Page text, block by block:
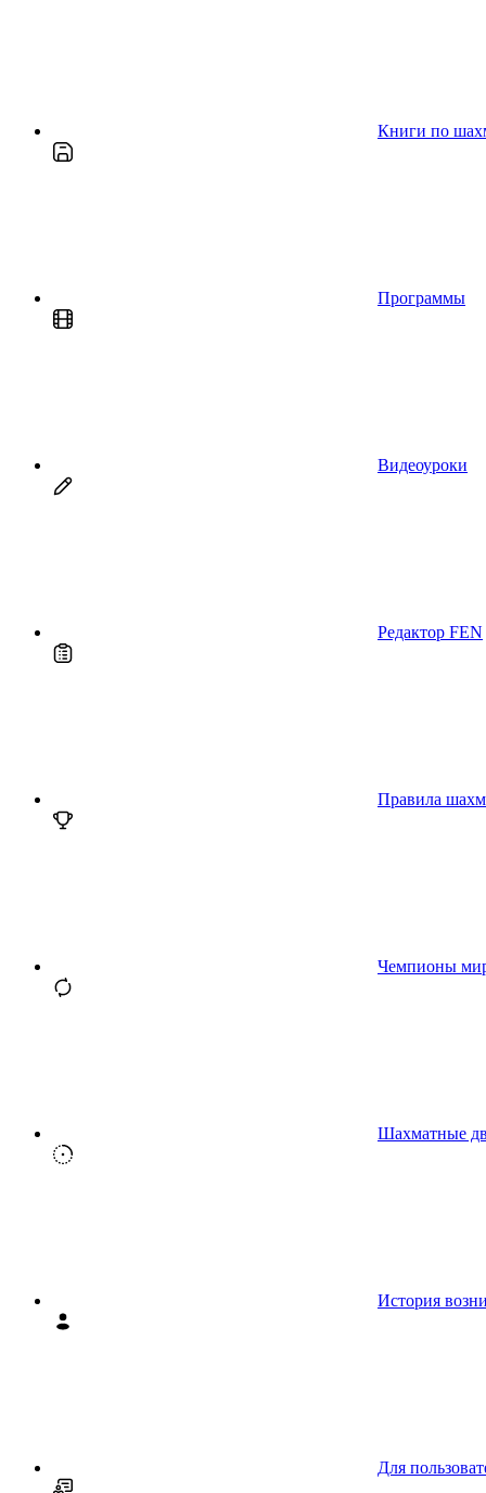
Книги по
Программы
Видеоуроки
Редактор FEN
Правила
Чемпионы
Шахматные
История
Для